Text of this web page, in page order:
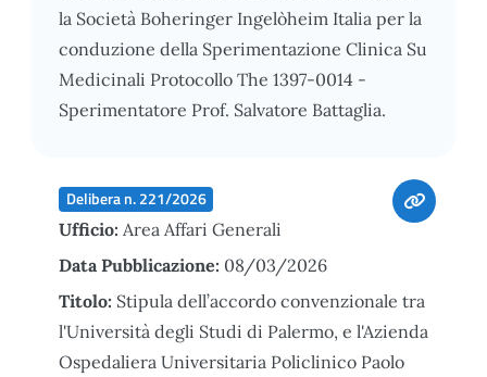
la Società Boheringer Ingelòheim Italia per la
conduzione della Sperimentazione Clinica Su
Medicinali Protocollo The 1397-0014 -
Sperimentatore Prof. Salvatore Battaglia.
Delibera n. 221/2026
Ufficio: Area Affari Generali
Data Pubblicazione: 08/03/2026
Titolo: Stipula dell’accordo convenzionale tra
l'Università degli Studi di Palermo, e l'Azienda
Ospedaliera Universitaria Policlinico Paolo